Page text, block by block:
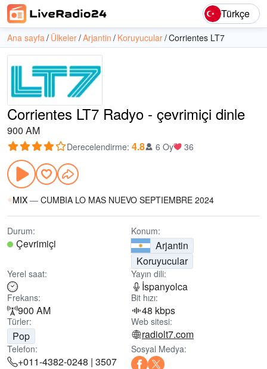
Türkçe
Ana sayfa Ülkeler Arjantin Koruyucular Corrientes LT7
Corrientes LT7 Radyo - çevrimiçi dinle
900 AM
Derecelendirme: 4.8 6 Oy 36
MIX — CUMBIA LO MAS NUEVO SEPTIEMBRE 2024
Durum:
Çevrimiçi
Konum:
Arjantin
Koruyucular
Yerel saat: Yayın dili:
İspanyolca
Frekans:
900 AM
Bit hızı:
48 kbps
Türler:
Pop
Web sitesi:
radiolt7.com
Telefon:
+011-4382-0248 | 3507
Sosyal Medya: